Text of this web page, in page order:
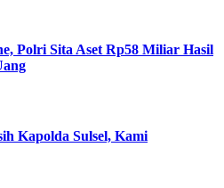
Polri Sita Aset Rp58 Miliar Hasil
Kapolda Sulsel, Kami